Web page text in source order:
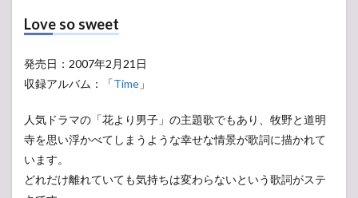
Love so sweet
発売日：2007年2月21日
収録アルバム：「Time 」
人気ドラマの「花より男子」の主題歌でもあり、牧野と道明
寺を思い浮かべてしまうような幸せな情景が歌詞に描かれて
います。
どれだけ離れていても気持ちは変わらないという歌詞がステ